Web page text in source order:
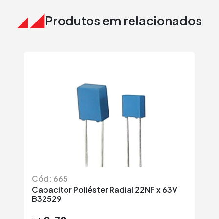
Produtos em relacionados
Cód: 665
Capacitor Poliéster Radial 22NF x 63V
B32529